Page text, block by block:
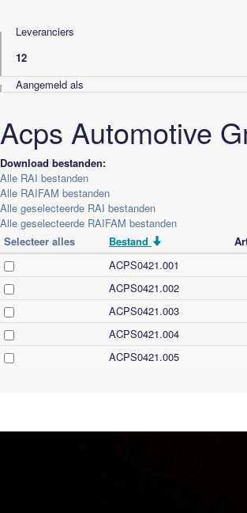
Leveranciers
12
Aangemeld als
Acps Automotive
Download bestanden:
Alle RAI bestanden
Alle RAIFAM bestanden
Alle geselecteerde RAI bestanden
Alle geselecteerde RAIFAM bestanden
Selecteer alles
Bestand
ACPS0421.001
ACPS0421.002
ACPS0421.003
ACPS0421.004
ACPS0421.005